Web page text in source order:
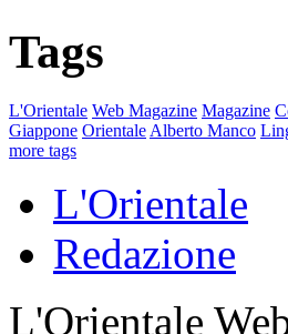
Tags
L'Orientale Web Magazine Magazine
Giappone Orientale Alberto Manco
more tags
L'Orientale
Redazione
L'Orientale